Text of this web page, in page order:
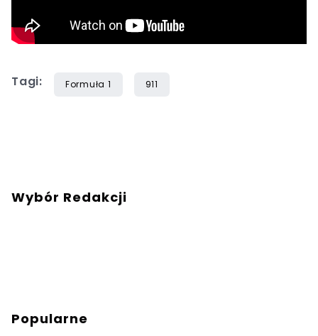
Tagi: Formuła 1 911
Wybór Redakcji
Popularne